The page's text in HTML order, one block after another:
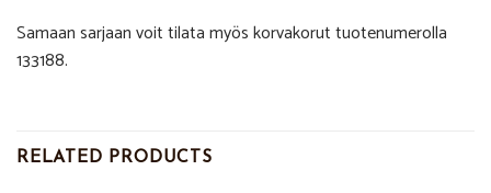
Samaan sarjaan voit tilata myös korvakorut tuotenumerolla
133188.
RELATED PRODUCTS